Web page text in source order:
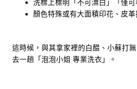
洗標上標明「不可漂白」「僅可
顏色特殊或有大面積印花、皮革
這時候，與其拿家裡的白醋、小蘇打
去一趟「泡泡小姐 專業洗衣」。